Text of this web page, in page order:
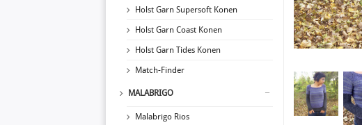
Holst Garn Supersoft Konen
Holst Garn Coast Konen
Holst Garn Tides Konen
Match-Finder
MALABRIGO
Malabrigo Rios